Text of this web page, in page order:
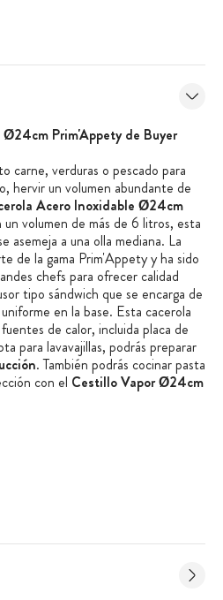
Prim'Appety de Buyer
carne, verduras o pescado para
hervir un volumen abundante de
Acero Inoxidable Ø24cm
un volumen de más de 6 litros, esta
asemeja a una olla mediana. La
de la gama Prim'Appety y ha sido
chefs para ofrecer calidad
tipo sándwich que se encarga de
en la base. Esta cacerola
de calor, incluida placa de
para lavavajillas, podrás preparar
. También podrás cocinar pasta
con el Cestillo Vapor Ø24cm
Acero Inoxidable Ø24cm